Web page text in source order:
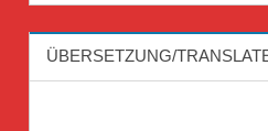
ÜBERSETZUNG/